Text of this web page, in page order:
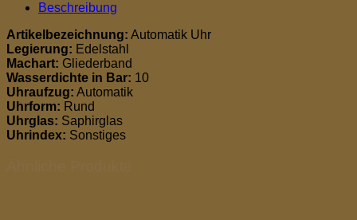
Beschreibung
Artikelbezeichnung: Automatik Uhr
Legierung: Edelstahl
Machart: Gliederband
Wasserdichte in Bar: 10
Uhraufzug: Automatik
Uhrform: Rund
Uhrglas: Saphirglas
Uhrindex: Sonstiges